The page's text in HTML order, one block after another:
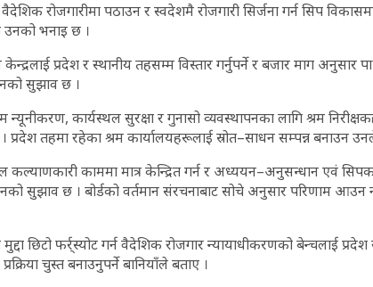
रोजगारीमा पठाउन र स्वदेशमै रोजगारी सिर्जना गर्न सिप
उनको भनाइ छ ।
प्रदेश र स्थानीय तहसम्म विस्तार गर्नुपर्ने र बजार माग अनुसार
सुझाव छ ।
न्यूनीकरण, कार्यस्थल सुरक्षा र गुनासो व्यवस्थापनका लागि श्रम
। प्रदेश तहमा रहेका श्रम कार्यालयहरूलाई स्रोत–साधन सम्पन्न बनाउन
कल्याणकारी काममा मात्र केन्द्रित गर्न र अध्ययन–अनुसन्धान एवं
सुझाव छ । बोर्डको वर्तमान संरचनाबाट सोचे अनुसार परिणाम
छिटो फर्र्स्योट गर्न वैदेशिक रोजगार न्यायाधीकरणको बेन्चलाई प्रदेश
चुस्त बनाउनुपर्ने बानियाँले बताए ।